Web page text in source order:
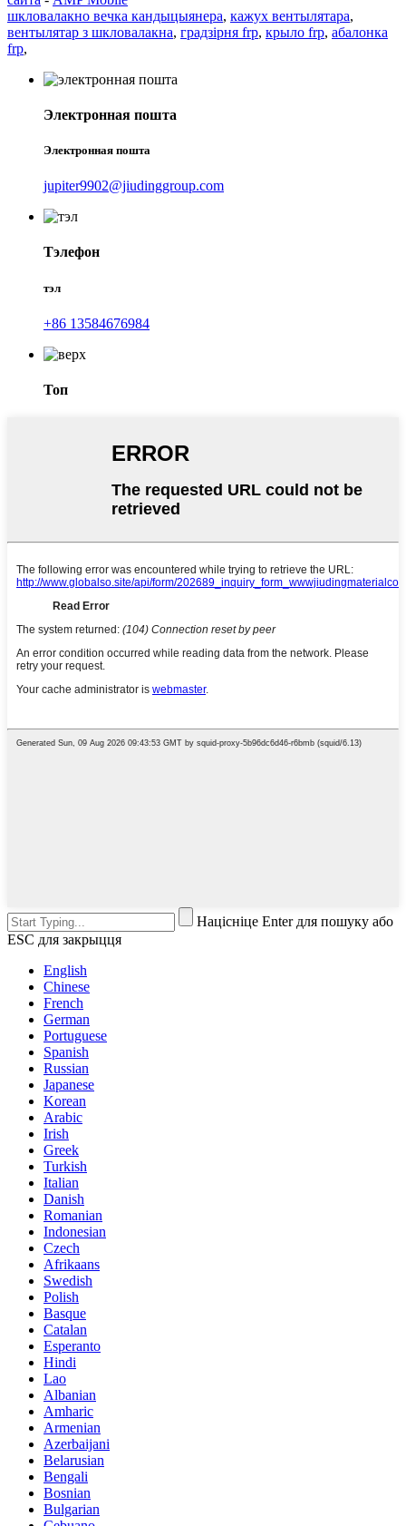
шкловалакно вечка кандыцыянера, кажух вентылятара,
вентылятар з шкловалакна, градзірня frp, крыло frp, абалонка
frp,
Электронная пошта
Электронная пошта
jupiter9902@jiudinggroup.com
Тэлефон
тэл
+86 13584676984
Топ
Націсніце Enter для пошуку або
ESC для закрыцця
English
Chinese
French
German
Portuguese
Spanish
Russian
Japanese
Korean
Arabic
Irish
Greek
Turkish
Italian
Danish
Romanian
Indonesian
Czech
Afrikaans
Swedish
Polish
Basque
Catalan
Esperanto
Hindi
Lao
Albanian
Amharic
Armenian
Azerbaijani
Belarusian
Bengali
Bosnian
Bulgarian